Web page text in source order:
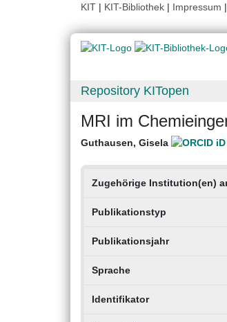
KIT | KIT-Bibliothek | Impressum |
Repository KITopen
MRI im
Guthausen, Gisela
Zugehörige Institution(en)
Publikationstyp
Publikationsjahr
Sprache
Identifikator